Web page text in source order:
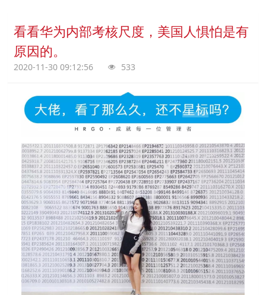
看看华为内部考核尺度，美国人惧怕是有
原因的。
2020-11-30 09:12:56 533